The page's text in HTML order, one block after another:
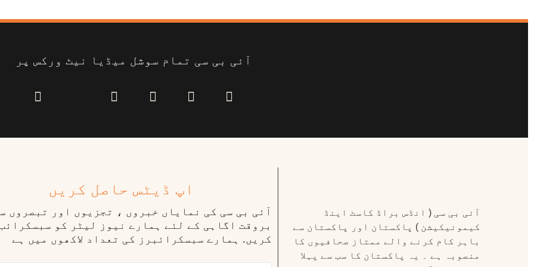
آئی بی سی تمام سوشل میڈیا نیٹ ورکس پر
آئی بی سی ( انڈس براڈ کاسٹ اینڈ
کیمونیکیشن ) پاکستان اور پاکستان سے
باہر کام کرنے والے ممتاز صحافیوں کا
منصوبہ ہے ۔ یہ پاکستان کا سب سے پہلا
اپ ڈیٹس حاصل کریں
آئی بی سی کی نمایاں خبروں ، تجزیوں اور تبصروں
بروقت اگاہی کے لئے ہمارے نیوز لیٹر کو
کریں. ہمارے سبسکرائبرز کی تعداد لاکھوں میں ہے